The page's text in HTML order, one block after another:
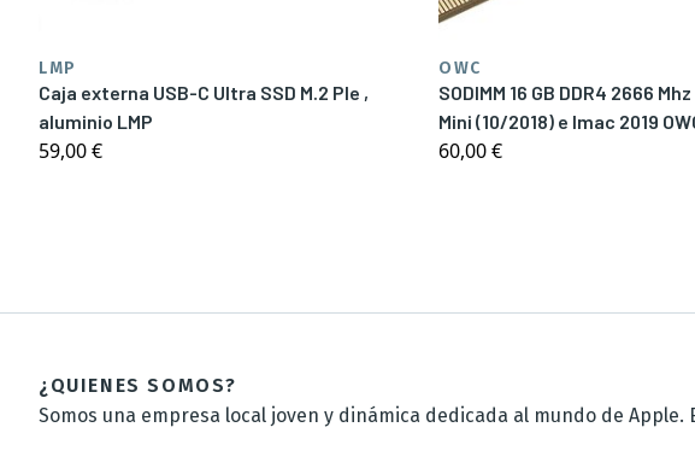
LMP
Caja externa USB-C Ultra SSD M.2 PIe ,
aluminio LMP
59,00 €
OWC
SODIMM 16 GB DDR4 2666
Mini (10/2018) e Imac 2019
60,00 €
¿QUIENES SOMOS?
Somos una empresa local joven y dinámica dedicada al mundo de